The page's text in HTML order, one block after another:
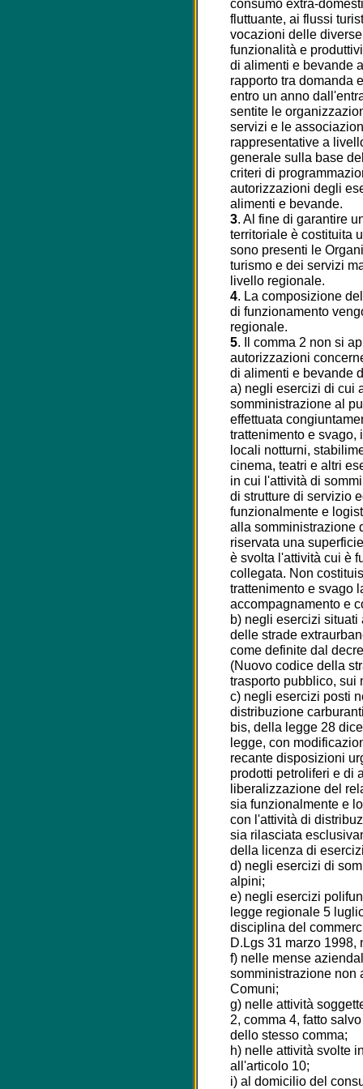
consumo extra-
fluttuante, ai flussi
vocazioni delle
funzionalità e
di alimenti e bevande
rapporto tra domanda
entro un anno
sentite le
servizi e le
rappresentative a
generale sulla base
criteri di
autorizzazioni degli
alimenti e bevande.
3. Al fine di garantire
territoriale è costituita
sono presenti le
turismo e dei servizi
livello regionale.
4. La composizione
di funzionamento
regionale.
5. Il comma 2 non si
autorizzazioni
di alimenti e bevande
a) negli esercizi di cui
somministrazione al
effettuata
trattenimento e svago,
locali notturni,
cinema, teatri e altri
in cui l'attività di
di strutture di servizio
funzionalmente e
alla somministrazione
riservata una
è svolta l'attività cui è
collegata. Non
trattenimento e svago
accompagnamento e
b) negli esercizi
delle strade
come definite dal
(Nuovo codice della
trasporto pubblico, sui
c) negli esercizi posti
distribuzione
bis, della legge 28
legge, con
recante disposizioni
prodotti petroliferi e di
liberalizzazione del
sia funzionalmente e
con l'attività di
sia rilasciata
della licenza di
d) negli esercizi di
alpini;
e) negli esercizi
legge regionale 5
disciplina del
D.Lgs 31 marzo 1998,
f) nelle mense
somministrazione non
Comuni;
g) nelle attività
2, comma 4, fatto
dello stesso comma;
h) nelle attività svolte
all'articolo 10;
i) al domicilio del